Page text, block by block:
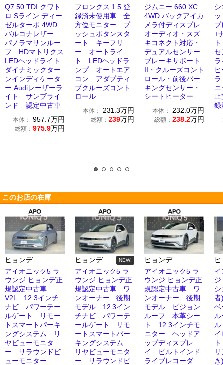
Q7 50 TDI クワト
ロ Sライン ディー
ゼルターボ 4WD
バルコナレザー
パノラマサンルー
フ HDマトリクス
LEDヘッドライト
ダイナミックター
ンインディケータ
ー Audiレーザーラ
イト サンブライ
ンド 認定中古車
本体： 957.7万円
総額： 975.9万円
フロンクス 1.5 登
録済未使用車 全
方位モニター プ
ッシュボタンスタ
ート キーフリ
ー オートライ
ト LEDヘッドラ
ンプ オートエア
コン アダプティ
ブクルーズコント
ロール
本体： 231.3万円
総額： 239万円
ジムニー 660 XC
4WD バックアイカ
メラ付ディスプレ
オーディオ・スズ
キコネクト対応・
デュアルセンサー
ブレーキサポート
II・クルーズコント
ロール・前後パー
キングセンサー・
シートヒーター
本体： 232.0万円
総額： 238.2万円
シ
プ
+
セ
ラ
ラ
ニ
録
このお店の在庫
ヒョンデ
アイオニック5 ラ
ウンジ ヒョンデ正
規認定中古車
V2L 12.3インチ
ナビ パワーテー
ルゲート リモー
トスマートパーキ
ングシステム リ
ヤビューモニタ
ー サラウンドビ
ューモニター
ヒョンデ NEW!
アイオニック5 ラ
ウンジ ヒョンデ正
規認定中古車 ワ
ンオーナー 後期
モデル 12.3イン
チナビ パワーテ
ールゲート リモ
ートスマートパー
キングシステム
リヤビューモニタ
ー サラウンドビ
ヒョンデ
アイオニック5 ラ
ウンジ ヒョンデ正
規認定中古車 ワ
ンオーナー 後期
モデル ビジョン
ルーフ 本革シー
ト 12.3インチモ
ニター ヘッドア
ップディスプレ
イ ビルトインド
ライブレコーダ
イ
ジ
シ
者
ベ
イ